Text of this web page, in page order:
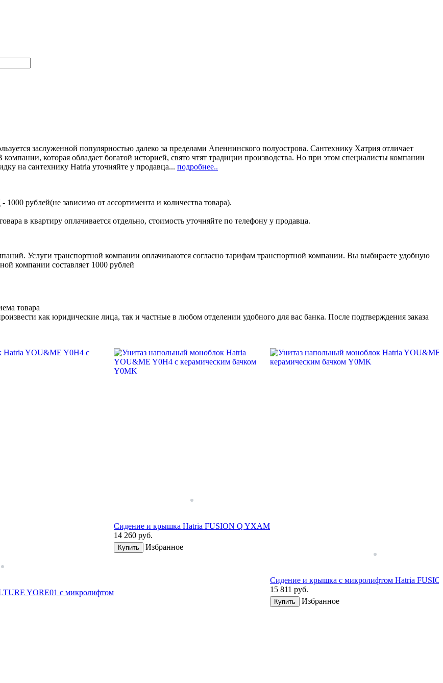
заслуженной популярностью далеко за пределами Апеннинского полуострова. Сантехнику Хатрия отличает
которая обладает богатой историей, свято чтят традиции производства. Но при этом специалисты компании
на сантехнику Hatria уточняйте у продавца... подробнее..
рублей(не зависимо от ассортимента и количества товара).
в квартиру оплачивается отдельно, стоимость уточняйте по телефону у продавца.
Услуги транспортной компании оплачиваются согласно тарифам транспортной компании. Вы выбираете удобную
компании составляет 1000 рублей
товара
как юридические лица, так и частные в любом отделении удобного для вас банка. После подтверждения заказа
YORE01 с микрoлифтoм
Сидение и крышка Hatria FUSION Q YXAM
14 260 руб.
Купить Избранное
Сидение и крышка с микролифтом Hatria
15 811 руб.
Купить Избранное